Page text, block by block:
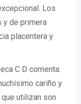
Los
y de primera
placentera y
C D comenta:
cariño y
utilizan son